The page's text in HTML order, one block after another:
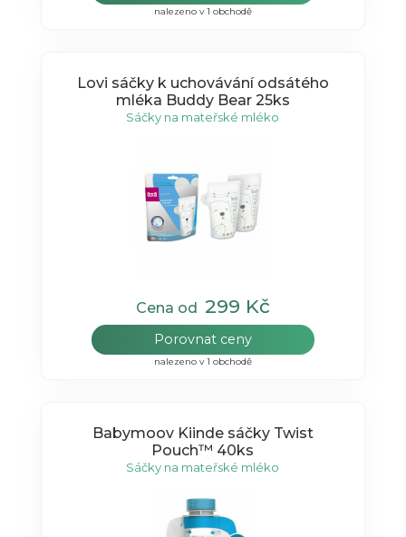
nalezeno v 1 obchodě
Lovi sáčky k uchovávání odsátého
mléka Buddy Bear 25ks
Sáčky na mateřské mléko
Cena od 299 Kč
Porovnat ceny
nalezeno v 1 obchodě
Babymoov Kiinde sáčky Twist
Pouch™ 40ks
Sáčky na mateřské mléko